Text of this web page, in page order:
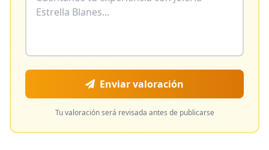
Enviar valoración
Tu valoración será revisada antes de publicarse